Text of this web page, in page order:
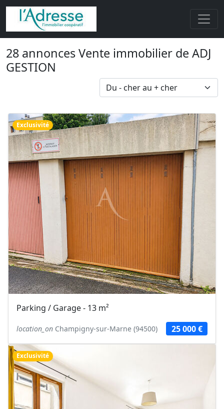
28 annonces Vente immobilier de ADJ
GESTION
Exclusivité
Parking / Garage - 13 m²
location_on Champigny-sur-Marne (94500) 25 000 €
Exclusivité